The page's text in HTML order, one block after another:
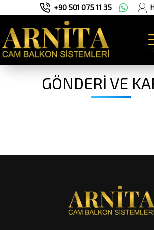
+90 501 075 11 35
GÖNDERI VE